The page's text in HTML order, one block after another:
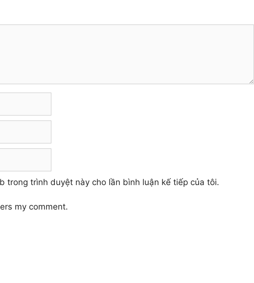
trong trình duyệt này cho lần bình luận kế tiếp của tôi.
my comment.